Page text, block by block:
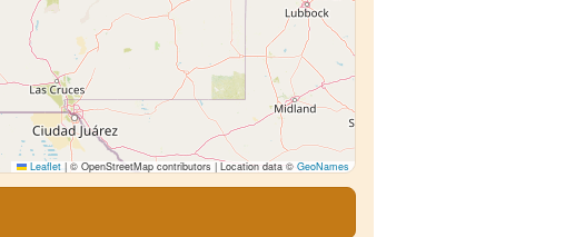
Leaflet | © OpenStreetMap contributors | Location data © GeoNames